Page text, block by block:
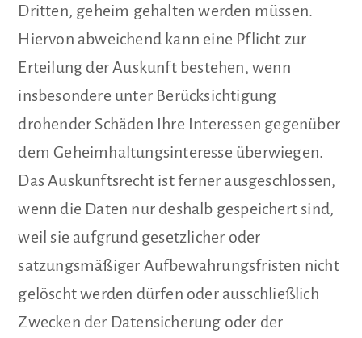
Dritten, geheim gehalten werden müssen.
Hiervon abweichend kann eine Pflicht zur
Erteilung der Auskunft bestehen, wenn
insbesondere unter Berücksichtigung
drohender Schäden Ihre Interessen gegenüber
dem Geheimhaltungsinteresse überwiegen.
Das Auskunftsrecht ist ferner ausgeschlossen,
wenn die Daten nur deshalb gespeichert sind,
weil sie aufgrund gesetzlicher oder
satzungsmäßiger Aufbewahrungsfristen nicht
gelöscht werden dürfen oder ausschließlich
Zwecken der Datensicherung oder der